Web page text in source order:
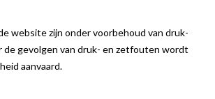
website zijn onder voorbehoud van druk-
de gevolgen van druk- en zetfouten wordt
aanvaard.